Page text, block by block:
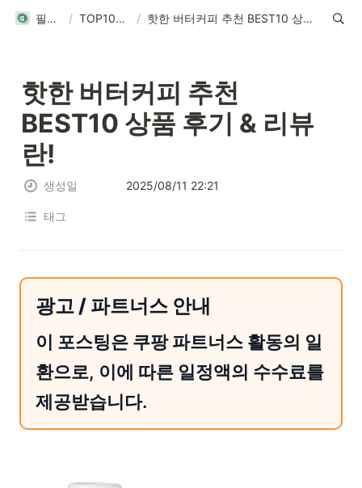
필탑텐 / TOP10리뷰 / 핫한 버터커피 추천 BEST10 상품 후기 & 리뷰 란!
핫한 버터커피 추천
BEST10 상품 후기 & 리뷰
란!
생성일 2025/08/11 22:21
태그
광고 / 파트너스 안내
이 포스팅은 쿠팡 파트너스 활동의 일
환으로, 이에 따른 일정액의 수수료를
제공받습니다.